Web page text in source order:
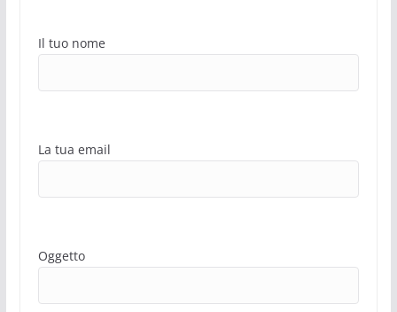
Il tuo nome
La tua email
Oggetto